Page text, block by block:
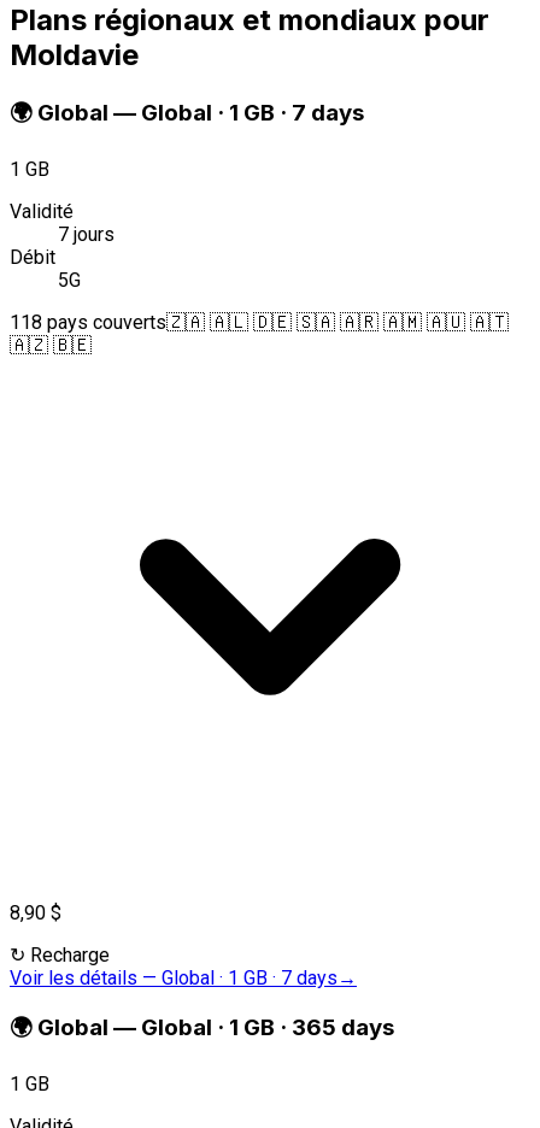
Plans régionaux et mondiaux pour
Moldavie
🌍 Global — Global · 1 GB · 7 days
1 GB
Validité
7 jours
Débit
5G
118 pays couverts🇿🇦 🇦🇱 🇩🇪 🇸🇦 🇦🇷 🇦🇲 🇦🇺 🇦🇹
🇦🇿 🇧🇪
8,90 $
↻ Recharge
Voir les détails — Global · 1 GB · 7 days →
🌍 Global — Global · 1 GB · 365 days
1 GB